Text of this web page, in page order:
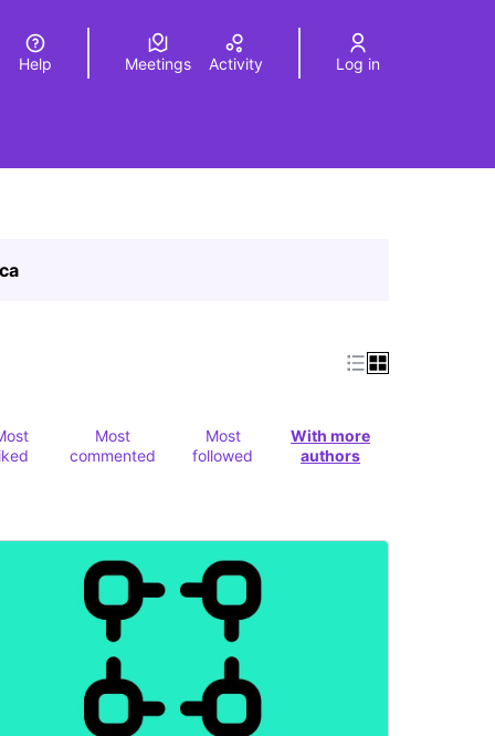
Elegir el idiomaChoose language
Help Meetings Activity Log in
Most
commented
Most
followed
With more
authors